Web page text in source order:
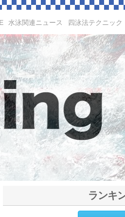
水泳関連ニュース 四泳法テクニック
ランキ